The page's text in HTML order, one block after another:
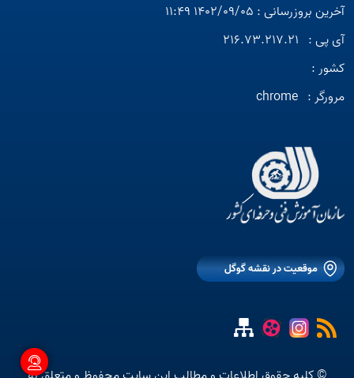
آخرین بروزرسانی : 1402/09/05 11:49
آی پی : 216.73.217.21
کشور :
مرورگر : chrome
موقعیت در نقشه گوگل